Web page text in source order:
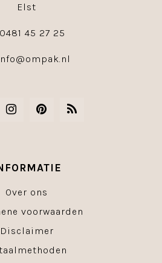
Elst
0481 45 27 25
Over ons
voorwaarden
Disclaimer